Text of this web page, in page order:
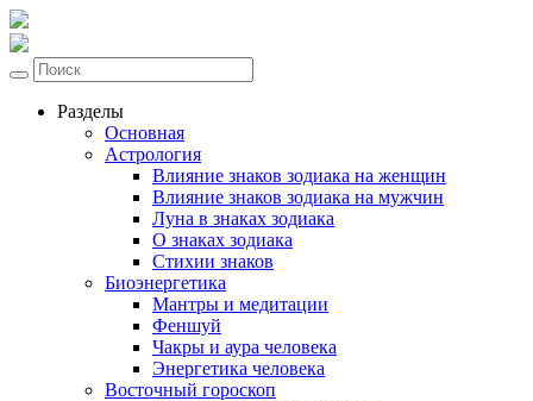
Разделы
Основная
Астрология
Влияние знаков зодиака на женщин
Влияние знаков зодиака на мужчин
Луна в знаках зодиака
О знаках зодиака
Стихии знаков
Биоэнергетика
Мантры и медитации
Феншуй
Чакры и аура человека
Энергетика человека
Восточный гороскоп